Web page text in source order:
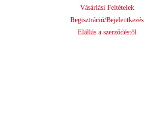
Vásárlási Feltételek
Regisztráció/Bejelentkezés
Elállás a szerződéstől